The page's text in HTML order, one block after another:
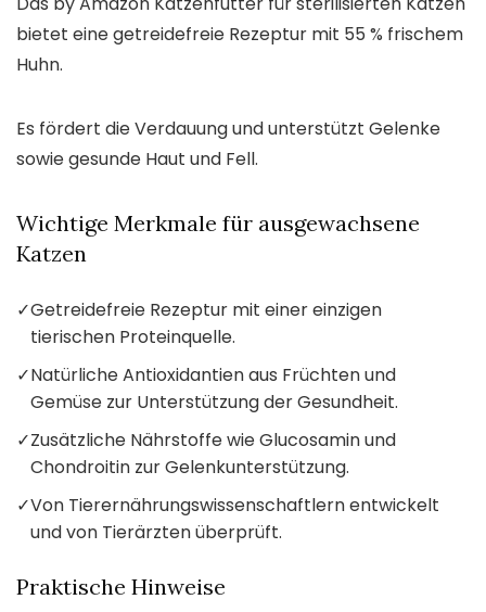
bietet eine getreidefreie Rezeptur mit 55 % frischem
Huhn.
Es fördert die Verdauung und unterstützt Gelenke
sowie gesunde Haut und Fell.
Wichtige Merkmale für ausgewachsene
Katzen
✓Getreidefreie Rezeptur mit einer einzigen
tierischen Proteinquelle.
✓Natürliche Antioxidantien aus Früchten und
Gemüse zur Unterstützung der Gesundheit.
✓Zusätzliche Nährstoffe wie Glucosamin und
Chondroitin zur Gelenkunterstützung.
✓Von Tierernährungswissenschaftlern entwickelt
und von Tierärzten überprüft.
Praktische Hinweise